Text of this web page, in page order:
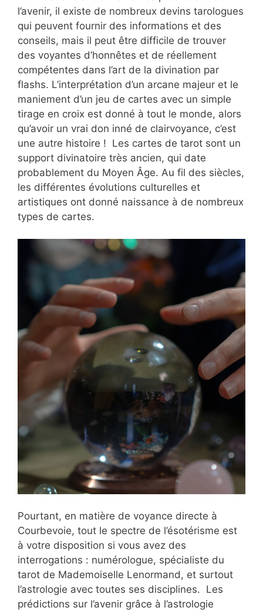
l’avenir, il existe de nombreux devins tarologues
qui peuvent fournir des informations et des
conseils, mais il peut être difficile de trouver
des voyantes d’honnêtes et de réellement
compétentes dans l’art de la divination par
flashs. L’interprétation d’un arcane majeur et le
maniement d’un jeu de cartes avec un simple
tirage en croix est donné à tout le monde, alors
qu’avoir un vrai don inné de clairvoyance, c’est
une autre histoire ! Les cartes de tarot sont un
support divinatoire très ancien, qui date
probablement du Moyen Âge. Au fil des siècles,
les différentes évolutions culturelles et
artistiques ont donné naissance à de nombreux
types de cartes.
Pourtant, en matière de voyance directe à
Courbevoie, tout le spectre de l’ésotérisme est
à votre disposition si vous avez des
interrogations : numérologue, spécialiste du
tarot de Mademoiselle Lenormand, et surtout
l’astrologie avec toutes ses disciplines. Les
prédictions sur l’avenir grâce à l’astrologie